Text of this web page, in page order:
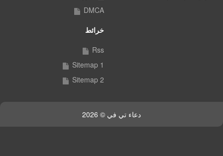
DMCA
خرائط
Rss
Sitemap 1
Sitemap 2
دعاء تي في © 2026